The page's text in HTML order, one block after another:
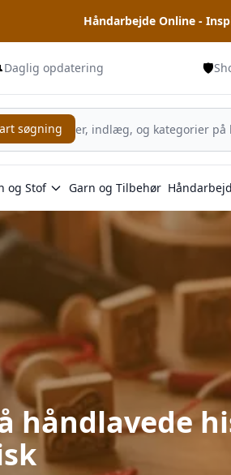
Håndarbejde Online -
Daglig opdatering 🛡️
søgning
søgning
og Stof Garn og Tilbehør
håndlavede